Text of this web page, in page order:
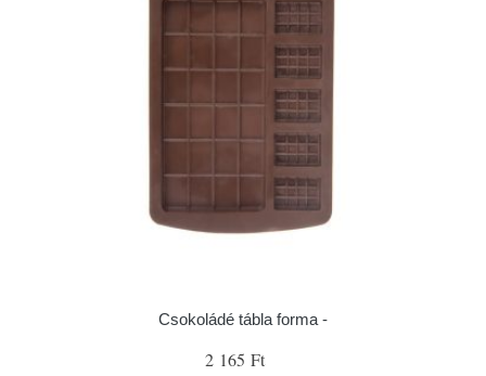
Csokoládé tábla forma -
2 165 Ft